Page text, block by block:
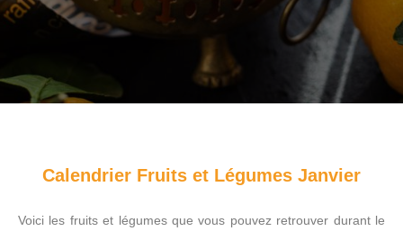
Calendrier Fruits et Légumes Janvier
Voici les fruits et légumes que vous pouvez retrouver durant le